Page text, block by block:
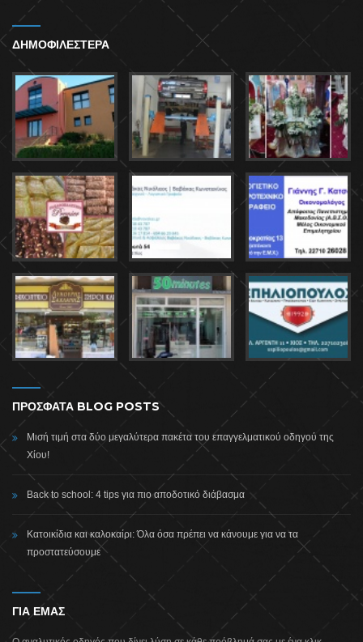
ΔΗΜΟΦΙΛΕΣΤΕΡΑ
ΠΡΟΣΦΑΤΑ BLOG POSTS
Μισή τιμή στα δύο μεγαλύτερα πακέτα του επαγγελματικού οδηγού της
Χίου!
Back to school: 4 tips για πιο αποδοτικό διάβασμα
Κατοικίδια και καλοκαίρι: Όλα όσα πρέπει να κάνουμε για να τα
προστατεύσουμε
ΓΙΑ ΕΜΑΣ